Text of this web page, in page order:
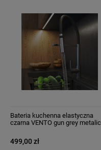
Bateria kuchenna elastyczna
czarna VENTO gun grey metalic
499,00 zł